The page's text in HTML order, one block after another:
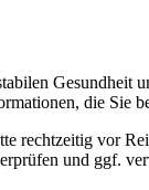
die Sie
rechtzeitig vor
und ggf.